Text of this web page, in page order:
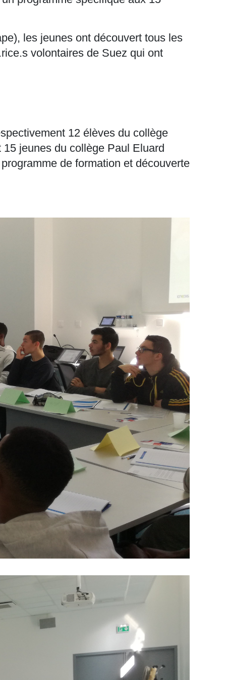
les jeunes ont découvert tous les
volontaires de Suez qui ont
12 élèves du collège
jeunes du collège Paul Eluard
de formation et découverte